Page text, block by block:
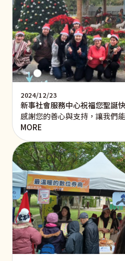
2024/12/23
新事社會服務中心祝福您聖誕
感謝您的善心與支持，讓我們
MORE